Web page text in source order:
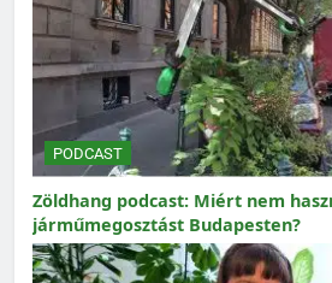
PODCAST
Zöldhang podcast: Miért nem
járműmegosztást Budapesten?